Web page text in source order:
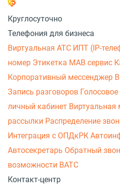
Круглосуточно
Телефония для бизнеса
Виртуальная АТС ИПТ (IP-
номер Этикетка МАВ сервис
Корпоративный мессенджер
Запись разговоров
личный кабинет Виртуальная
рассылки Распределение
Интеграция с ОПДкРК
Автосекретарь Обратный
возможности ВАТС
Контакт-центр